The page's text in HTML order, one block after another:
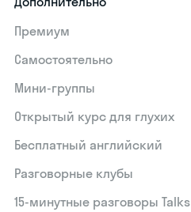
Премиум
Самостоятельно
Мини-группы
Открытый курс для глухих
Бесплатный английский
Разговорные клубы
15‑минутные разговоры Talks